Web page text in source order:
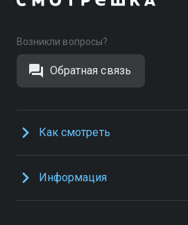
Возникли вопросы?
Обратная связь
Как смотреть
Информация